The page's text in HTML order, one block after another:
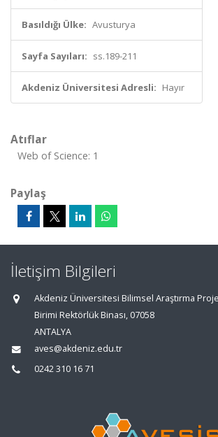
Basıldığı Ülke: Avusturya
Sayfa Sayıları: ss.189-211
Akdeniz Üniversitesi Adresli: Hayır
Atıflar
Web of Science: 1
Paylaş
İletişim Bilgileri
Akdeniz Üniversitesi Bilimsel Araştırma
Birimi Rektörlük Binası, 07058
ANTALYA
aves@akdeniz.edu.tr
0242 310 16 71